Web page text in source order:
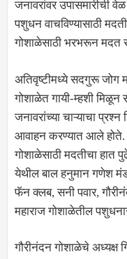
जनावरांवर उपासमारीची
पशुधन वाचविण्यासाठी
गोशाळेसाठी भरभरून
अतिवृष्टीमध्ये सदगुरू जोग
गोशाळेत गायी-म्हशी
जनावरांच्या चाऱ्याचा
आवाहन करण्यात आले होते.
गोशाळेसाठी मदतीचा हात
येथील बाल हनुमान गणेश
फॅन क्लब, सनी पवार,
महाराज गोशाळेतील
गौरीनंदन गोशाळेचे अध्यक्ष